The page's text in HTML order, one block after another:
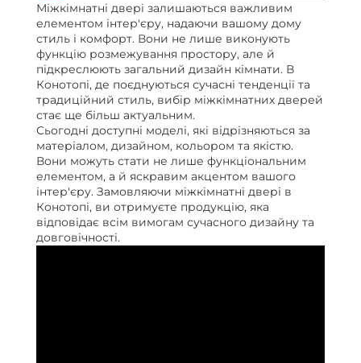
Міжкімнатні двері залишаються важливим
елементом інтер'єру, надаючи вашому дому
стиль і комфорт. Вони не лише виконують
функцію розмежування простору, але й
підкреслюють загальний дизайн кімнати. В
Конотопі, де поєднуються сучасні тенденції та
традиційний стиль, вибір міжкімнатних дверей
стає ще більш актуальним.
Сьогодні доступні моделі, які відрізняються за
матеріалом, дизайном, кольором та якістю.
Вони можуть стати не лише функціональним
елементом, а й яскравим акцентом вашого
інтер'єру. Замовляючи міжкімнатні двері в
Конотопі, ви отримуєте продукцію, яка
відповідає всім вимогам сучасного дизайну та
довговічності.